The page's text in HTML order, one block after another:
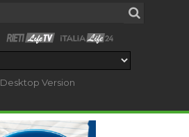
Desktop Version